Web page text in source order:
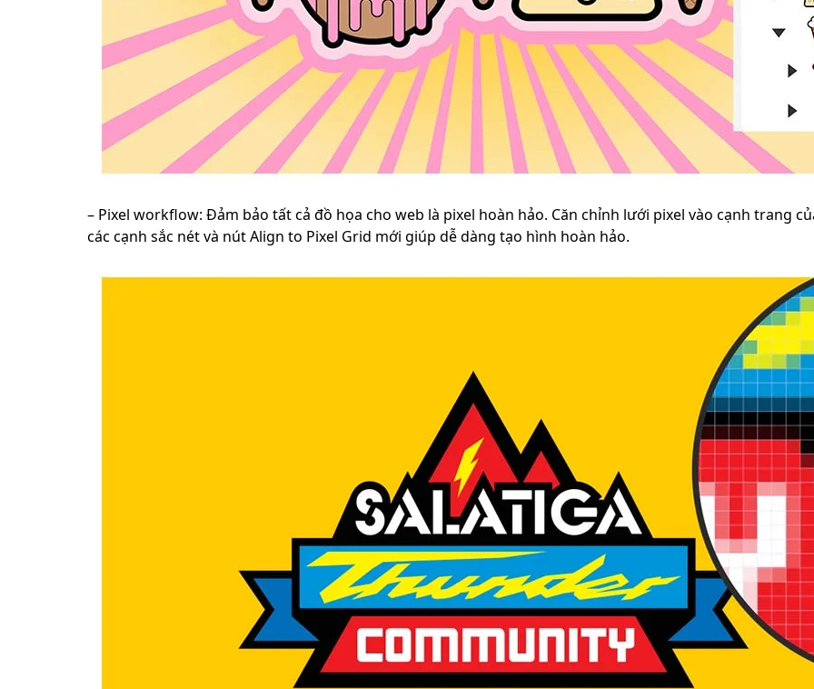
– Pixel workflow: Đảm bảo tất cả đồ họa cho web là pixel hoàn hảo. Căn chỉnh lưới pixel vào cạnh trang
các cạnh sắc nét và nút Align to Pixel Grid mới giúp dễ dàng tạo hình hoàn hảo.